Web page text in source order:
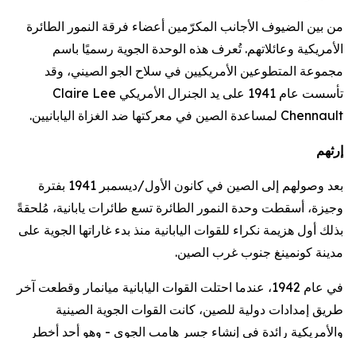
من بين الضيوف الأجانب المكرّمين أعضاء فرقة النمور الطائرة
الأمريكية وعائلاتهم. تُعرف هذه الوحدة الجوية رسميًا باسم
مجموعة المتطوعين الأمريكيين في سلاح الجو الصيني، وقد
تأسست عام 1941 على يد الجنرال الأمريكي Claire Lee
Chennault لمساعدة الصين في معركتها ضد الغزاة اليابانيين.
إرثهم
بعد وصولهم إلى الصين في كانون الأول/ديسمبر 1941 بفترة
وجيزة، أسقطت وحدة النمور الطائرة تسع طائرات يابانية، مُلحقةً
بذلك أول هزيمة نكراء للقوات اليابانية منذ بدء غاراتها الجوية على
مدينة كونمينغ جنوب غرب الصين.
في عام 1942، عندما احتلت القوات اليابانية ميانمار وقطعت آخر
طريق إمدادات دولية للصين، كانت القوات الجوية الصينية
والأمريكية رائدة في إنشاء جسر هامب الجوي - وهو أحد أخطر